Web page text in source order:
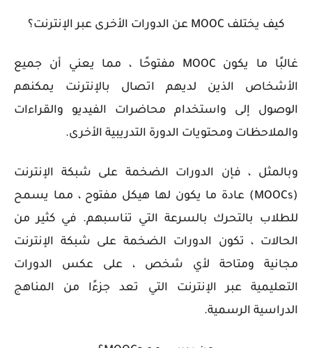
كيف يختلف MOOC عن الدورات الأخرى عبر الإنترنت؟
غالبًا ما يكون MOOC مفتوحًا ، مما يعني أن جميع
الأشخاص الذين لديهم اتصال بالإنترنت يمكنهم
الوصول إلى واستخدام محاضرات الفيديو والقراءات
والملاحظات ومحتويات الدورة التدريبية الأخرى.
وبالمثل ، فإن الدورات الضخمة على شبكة الإنترنت
(MOOCs) عادة ما يكون لها هيكل مفتوح ، مما يسمح
للطلاب بالتحرك بالسرعة التي تناسبهم. في كثير من
الحالات ، تكون الدورات الضخمة على شبكة الإنترنت
مجانية ومتاحة لأي شخص ، على عكس الدورات
التعليمية عبر الإنترنت التي تعد جزءًا من المناهج
الدراسية الرسمية.